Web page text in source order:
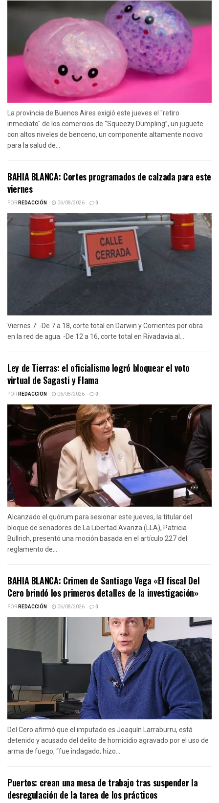
La provincia de Buenos Aires exigió este jueves el "retiro
inmediato" de los comercios de “Squeezy Dumpling”, un juguete
con altos niveles de benceno, un componente altamente nocivo
para la salud de...
BAHIA BLANCA: Cortes programados de calzada para este
viernes
PORREDACCIÓN 06/08/2026 0
Viernes 7: -De 7 a 18, corte total en Darwin y Corrientes por obra
en la red de agua. -De 12 a 16, corte total en Rivadavia al...
Ley de Tierras: el oficialismo logró bloquear el voto
virtual de Sagasti y Flama
PORREDACCIÓN 06/08/2026 0
Alcanzado el quórum para sesionar este jueves, la titular del
bloque de senadores de La Libertad Avanza (LLA), Patricia
Bullrich, presentó una moción basada en el artículo 227 del
reglamento de...
BAHIA BLANCA: Crimen de Santiago Vega «El fiscal Del
Cero brindó los primeros detalles de la investigación»
PORREDACCIÓN 06/08/2026 0
Del Cero afirmó que el imputado es Joaquín Larraburru, está
detenido y acusado del delito de homicidio agravado por el uso de
arma de fuego, “fue indagado, hizo...
Puertos: crean una mesa de trabajo tras suspender la
desregulación de la tarea de los prácticos